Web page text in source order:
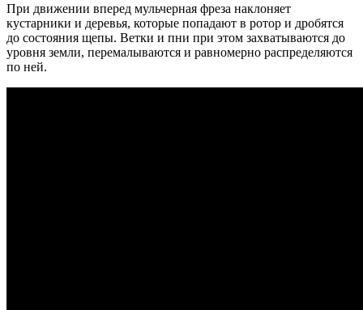
При движении вперед мульчерная фреза наклоняет
кустарники и деревья, которые попадают в ротор и дробятся
до состояния щепы. Ветки и пни при этом захватываются до
уровня земли, перемалываются и равномерно распределяются
по ней.